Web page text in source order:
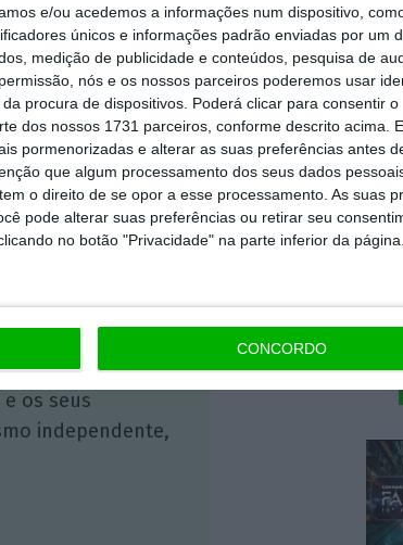
e/ou acedemos a informações num dispositivo,
únicos e informações padrão enviadas por um
medição de publicidade e conteúdos, pesquisa de
nós e os nossos parceiros poderemos usar
procura de dispositivos. Poderá clicar para consentir o
dos nossos 1731 parceiros, conforme descrito acima.
pormenorizadas e alterar as suas preferências antes
que algum processamento dos seus dados
o direito de se opor a esse processamento. As suas
pode alterar suas preferências ou retirar seu
no botão "Privacidade" na parte inferior da página.
CONCORDO
https://eco.sapo.pt/2020/05/31/pr-apela-a-contencao-dos-mais-jovens-e-avisa-que-regras-valem-para-todos/ Copiar
do que
a notícias
e especiais que
os seus
independente,